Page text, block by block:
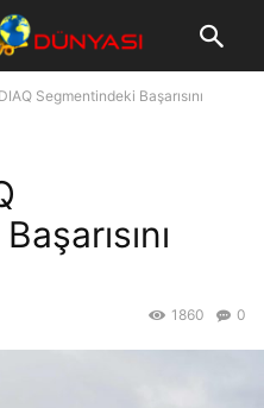
Segmentindeki Başarısını
0
1860